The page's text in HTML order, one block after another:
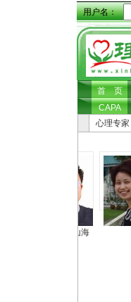
用户名：
首 页
CAPA
心理专家
房山海